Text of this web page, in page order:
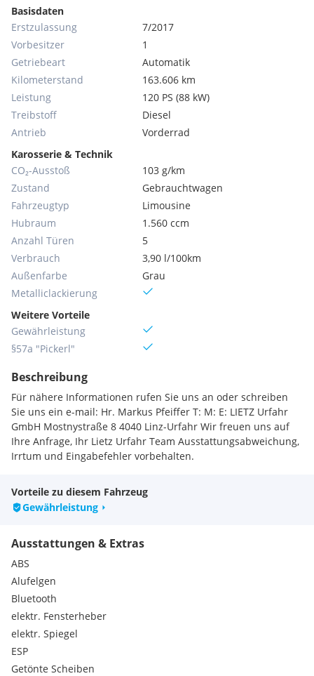
Basisdaten
Erstzulassung
7/2017
Vorbesitzer
1
Getriebeart
Automatik
Kilometerstand
163.606 km
Leistung
120 PS (88 kW)
Treibstoff
Diesel
Antrieb
Vorderrad
Karosserie & Technik
CO₂-Ausstoß
103 g/km
Zustand
Gebrauchtwagen
Fahrzeugtyp
Limousine
Hubraum
1.560 ccm
Anzahl Türen
5
Verbrauch
3,90 l/100km
Außenfarbe
Grau
Metallic­lackierung
Weitere Vorteile
Gewährleistung
§57a "Pickerl"
Beschreibung
Für nähere Informationen rufen Sie uns an oder schreiben
Sie uns ein e-mail: Hr. Markus Pfeiffer T: M: E: LIETZ Urfahr
GmbH Mostnystraße 8 4040 Linz-Urfahr Wir freuen uns auf
Ihre Anfrage, Ihr Lietz Urfahr Team Ausstattungsabweichung,
Irrtum und Eingabefehler vorbehalten.
Vorteile zu diesem Fahrzeug
Gewährleistung
Ausstattungen & Extras
ABS
Alufelgen
Bluetooth
elektr. Fensterheber
elektr. Spiegel
ESP
Getönte Scheiben